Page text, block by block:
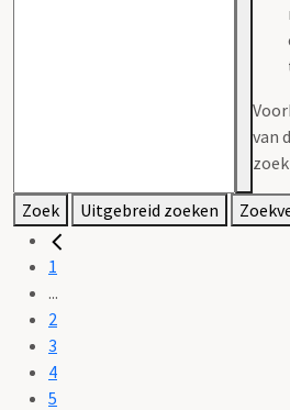
van
Zoek Uitgebreid zoeken
1
...
2
3
4
5